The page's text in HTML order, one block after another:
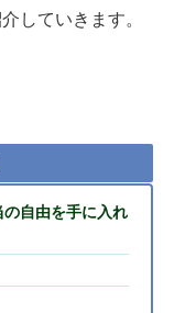
していきます。
自由を手に入れ